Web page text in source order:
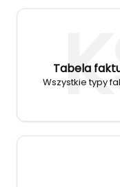
Tabela
Wszystkie typy